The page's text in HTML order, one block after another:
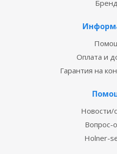
Оплата и
Гарантия на
Новости/
Вопрос-
Holner-